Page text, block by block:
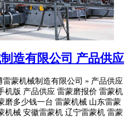
造有限公司 产品供应
蒙机械制造有限公司 » 产品供应
机版 产品供应 雷蒙磨报价 雷蒙机
磨多少钱一台 雷蒙机械 山东雷蒙
机械 安徽雷蒙机 辽宁雷蒙机 雷蒙